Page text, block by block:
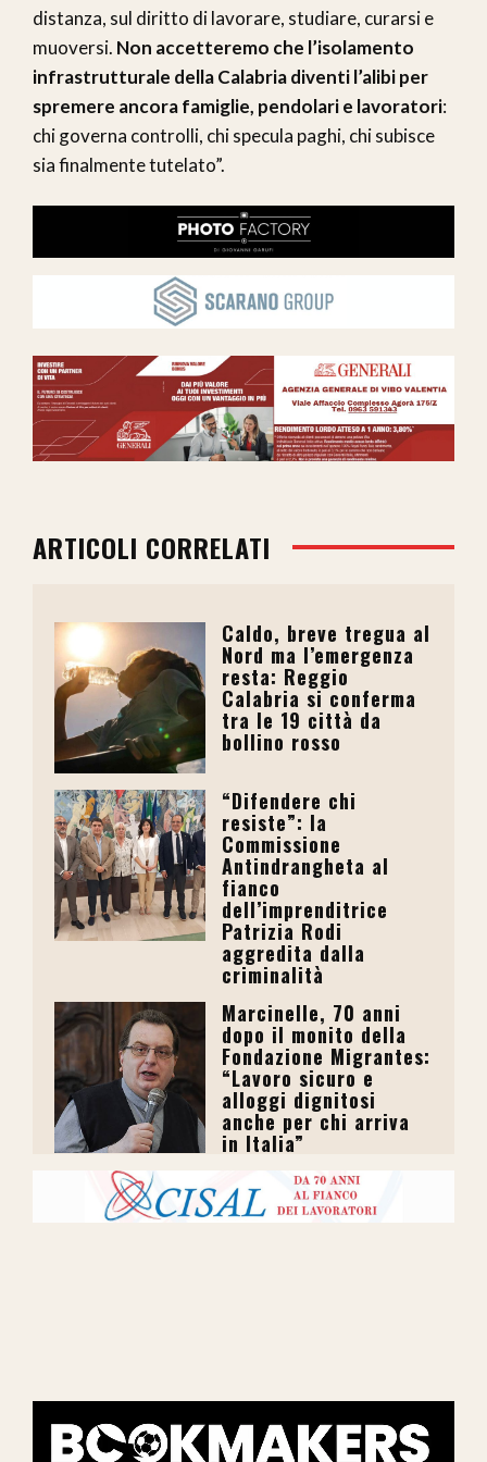
distanza, sul diritto di lavorare, studiare, curarsi e
muoversi. Non accetteremo che l’isolamento
infrastrutturale della Calabria diventi l’alibi per
spremere ancora famiglie, pendolari e lavoratori:
chi governa controlli, chi specula paghi, chi subisce
sia finalmente tutelato”.
ARTICOLI CORRELATI
Caldo, breve tregua al
Nord ma l’emergenza
resta: Reggio
Calabria si conferma
tra le 19 città da
bollino rosso
“Difendere chi
resiste”: la
Commissione
Antindrangheta al
fianco
dell’imprenditrice
Patrizia Rodi
aggredita dalla
criminalità
Marcinelle, 70 anni
dopo il monito della
Fondazione Migrantes:
“Lavoro sicuro e
alloggi dignitosi
anche per chi arriva
in Italia”